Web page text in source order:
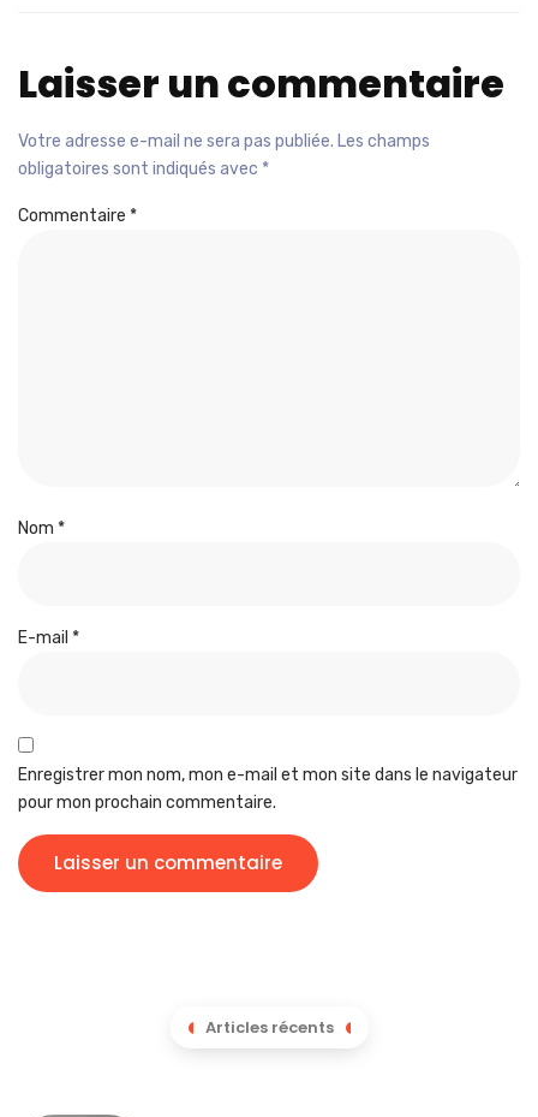
Laisser un commentaire
Votre adresse e-mail ne sera pas publiée. Les champs
obligatoires sont indiqués avec *
Commentaire *
Nom *
E-mail *
Enregistrer mon nom, mon e-mail et mon site dans le navigateur
pour mon prochain commentaire.
Articles récents